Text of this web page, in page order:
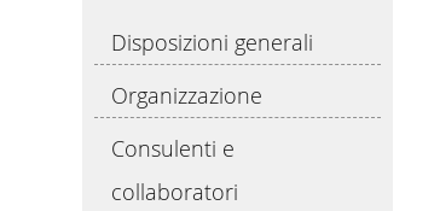
Disposizioni generali
Organizzazione
Consulenti e
collaboratori